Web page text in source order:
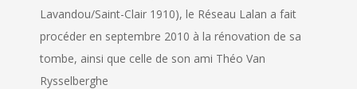
Lavandou/Saint-Clair 1910), le Réseau Lalan a fait
procéder en septembre 2010 à la rénovation de sa
tombe, ainsi que celle de son ami Théo Van
Rysselberghe